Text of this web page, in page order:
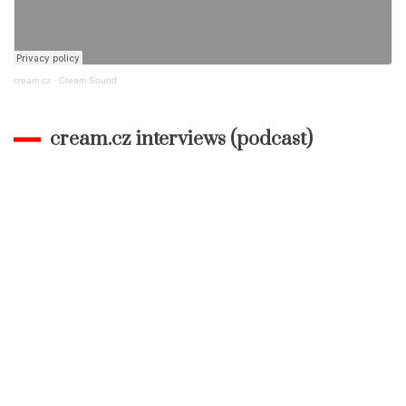
cream.cz · Cream Sound
cream.cz interviews (podcast)